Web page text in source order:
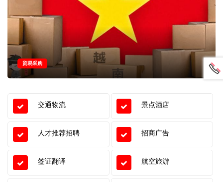
贸易采购
交通物流 景点酒店
人才推荐招聘 招商广告
签证翻译 航空旅游